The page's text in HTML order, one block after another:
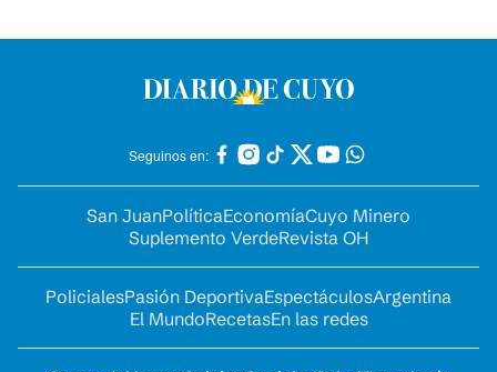
Seguinos en:
San JuanPolíticaEconomíaCuyo Minero
Suplemento VerdeRevista OH
PolicialesPasión DeportivaEspectáculosArgentina
El MundoRecetasEn las redes